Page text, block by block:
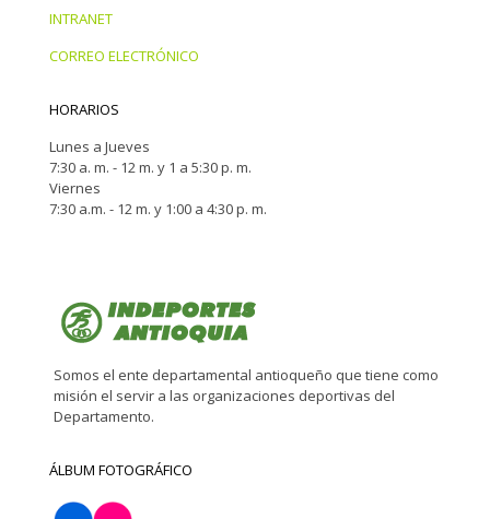
INTRANET
CORREO ELECTRÓNICO
HORARIOS
Lunes a Jueves
7:30 a. m. - 12 m. y 1 a 5:30 p. m.
Viernes
7:30 a.m. - 12 m. y 1:00 a 4:30 p. m.
Somos el ente departamental antioqueño que tiene como
misión el servir a las organizaciones deportivas del
Departamento.
ÁLBUM FOTOGRÁFICO